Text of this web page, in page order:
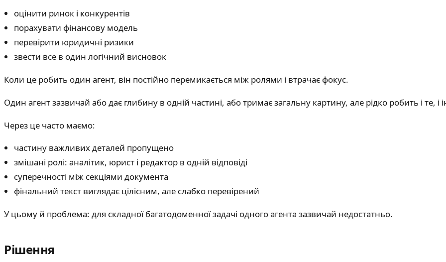
оцінити ринок і конкурентів
порахувати фінансову модель
перевірити юридичні ризики
звести все в один логічний висновок
Коли це робить один агент, він постійно перемикається між ролями і втрачає фокус.
Один агент зазвичай або дає глибину в одній частині, або тримає загальну картину, але рідко робить і те, і
Через це часто маємо:
частину важливих деталей пропущено
змішані ролі: аналітик, юрист і редактор в одній відповіді
суперечності між секціями документа
фінальний текст виглядає цілісним, але слабко перевірений
У цьому й проблема: для складної багатодоменної задачі одного агента зазвичай недостатньо.
Рішення